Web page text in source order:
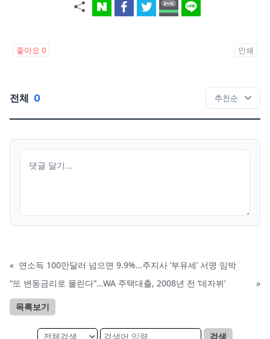
좋아요 0 인쇄
전체 0
« 연소득 100만달러 넘으면 9.9%…주지사 ‘부유세’ 서명 임박
“또 변동금리로 몰린다”…WA 주택대출, 2008년 전 ‘데자뷔’
»
목록보기
검색